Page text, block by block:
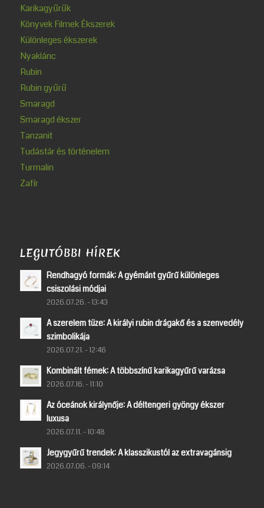
Karikagyűrűk
Könyvek Filmek Ékszerek
Különleges ékszerek
Nyaklánc
Rubin
Rubin gyűrű
Smaragd
Smaragd ékszer
Tanzanit
Tudástár és történelem
Turmalin
Zafír
LEGUTÓBBI HÍREK
Rendhagyó formák: A gyémánt gyűrű különleges
csiszolási módjai
2026.07.26. - 13:43
A szerelem tüze: A királyi rubin drágakő és a szenvedély
szimbolikája
2026.07.21. - 12:46
Kombinált fémek: A többszínű karikagyűrű varázsa
2026.07.16. - 11:10
Az óceánok királynője: A déltengeri gyöngy ékszer
luxusa
2026.07.11. - 10:48
Jegygyűrű trendek: A klasszikustól az extravagánsig
2026.07.06. - 09:14